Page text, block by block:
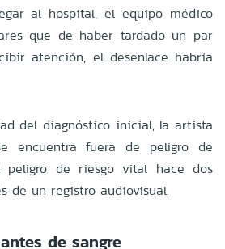
al hospital, el equipo médico
que de haber tardado un par
atención, el desenlace habría
del diagnóstico inicial, la artista
encuentra fuera de peligro de
peligro de riesgo vital hace dos
de un registro audiovisual.
de sangre